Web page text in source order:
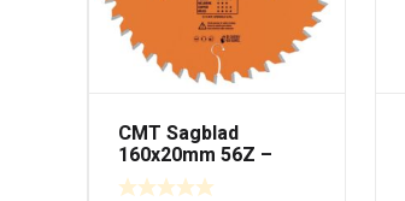
CMT Sagblad
160x20mm 56Z –
Egnet for FESTOOL®